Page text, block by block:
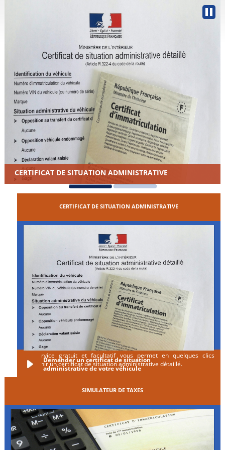
CERTIFICAT DE SITUATION ADMINISTRATIVE
CERTIFICAT DE SITUATION ADMINISTRATIVE
Ce service gratuit et facultatif vous permet en quelques clics
d'obtenir un certificat de situation administrative détaillé.
Demander un certificat de situation
administrative de votre véhicule
SIMULATEUR DE TAXES